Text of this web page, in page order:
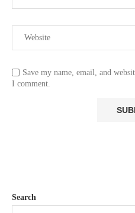
Save my name, email, and
I comment.
Search